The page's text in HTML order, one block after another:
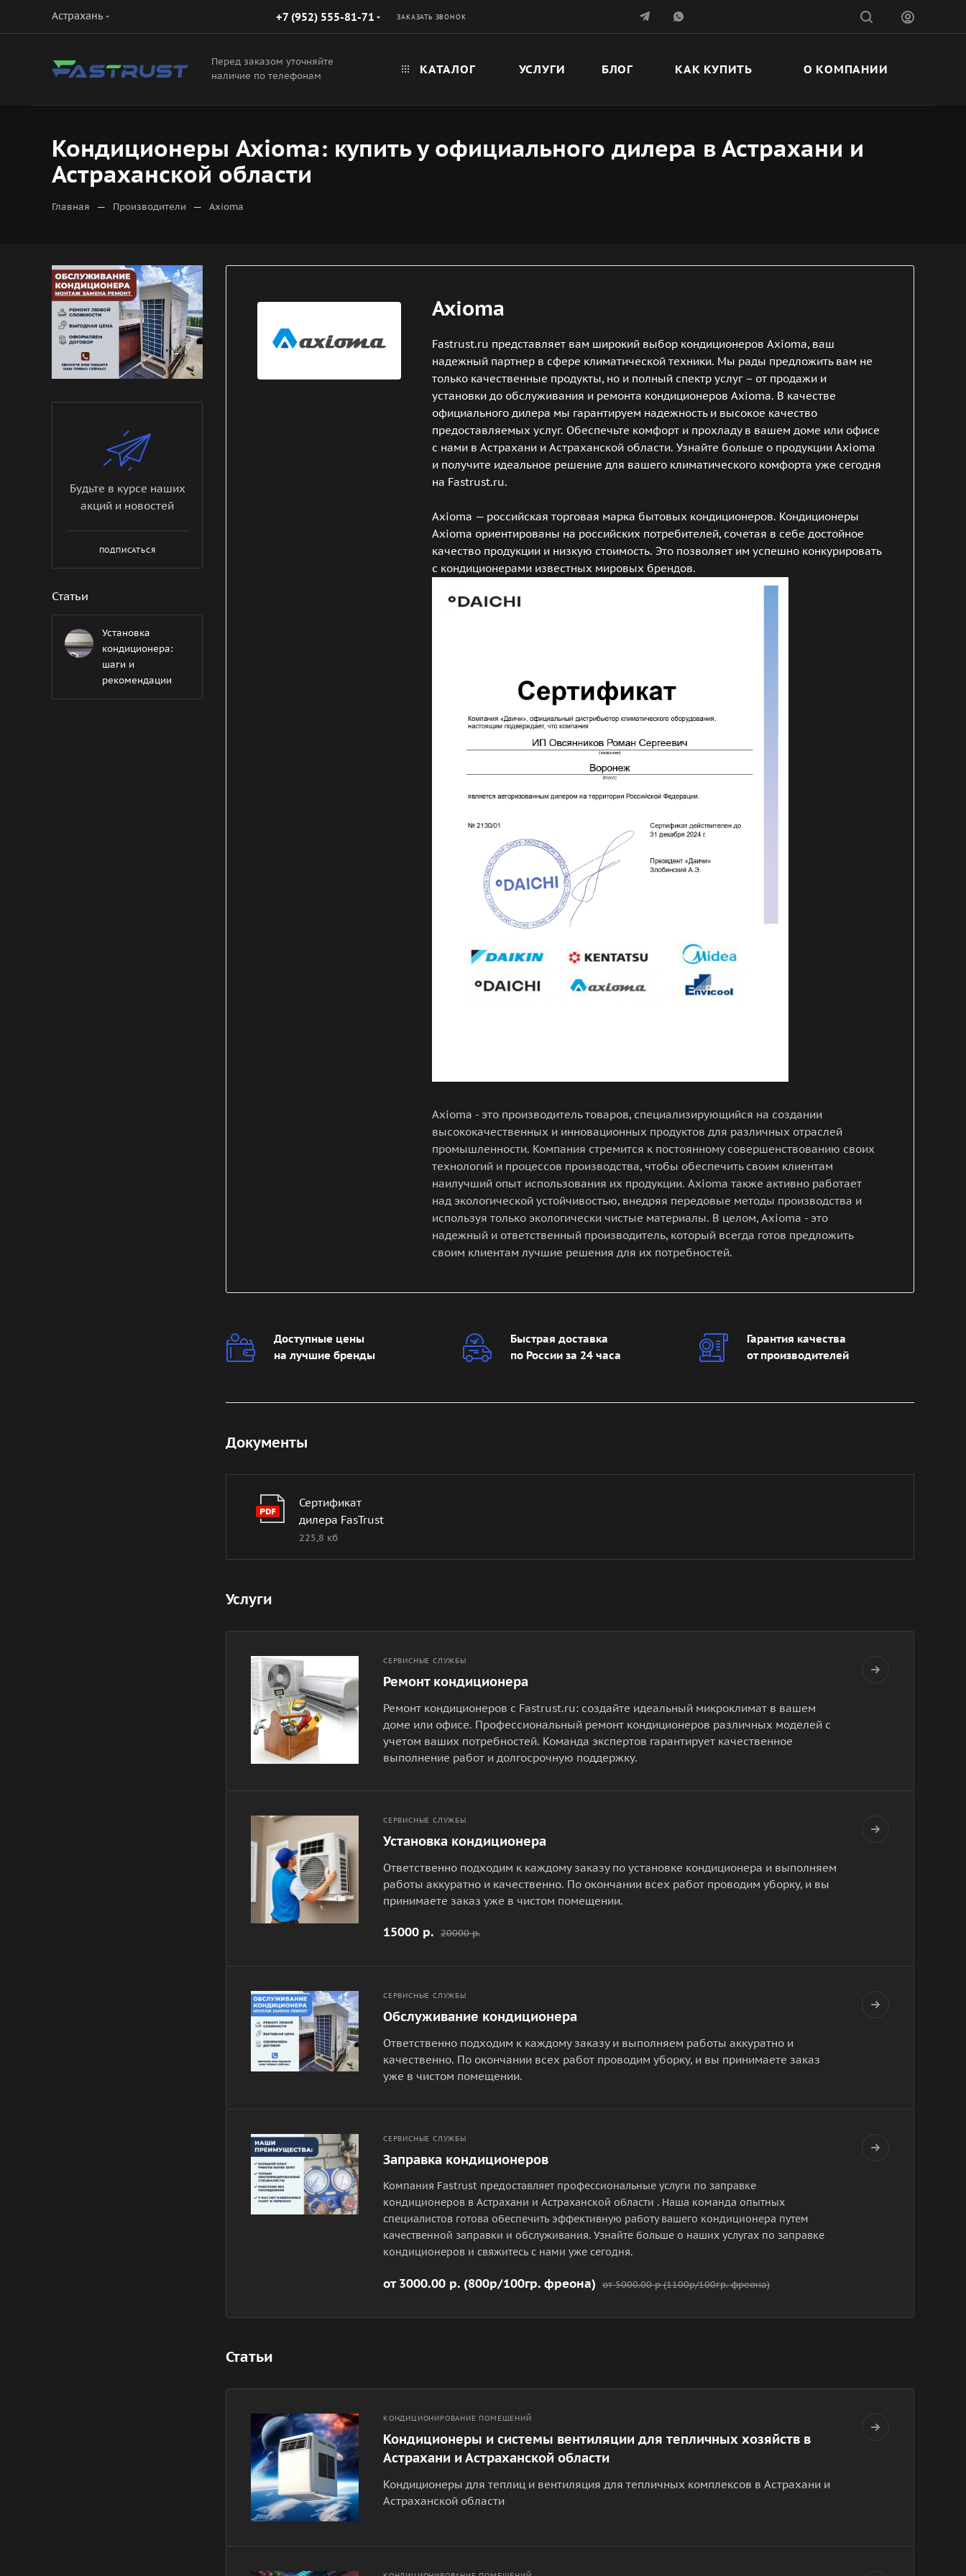
Астрахань +7 (952) 555-81-71 ЗАКАЗАТЬ ЗВОНОК
Перед заказом уточняйте
наличие по телефонам
КАТАЛОГ УСЛУГИ БЛОГ КАК КУПИТЬ О КОМПАНИИ
Кондиционеры Axioma: купить у официального дилера в Астрахани и
Астраханской области
Главная — Производители — Axioma
Axioma
Fastrust.ru представляет вам широкий выбор кондиционеров Axioma, ваш
надежный партнер в сфере климатической техники. Мы рады предложить вам не
только качественные продукты, но и полный спектр услуг – от продажи и
установки до обслуживания и ремонта кондиционеров Axioma. В качестве
официального дилера мы гарантируем надежность и высокое качество
предоставляемых услуг. Обеспечьте комфорт и прохладу в вашем доме или офисе
с нами в Астрахани и Астраханской области. Узнайте больше о продукции Axioma
и получите идеальное решение для вашего климатического комфорта уже сегодня
на Fastrust.ru.
Axioma — российская торговая марка бытовых кондиционеров. Кондиционеры
Axioma ориентированы на российских потребителей, сочетая в себе достойное
качество продукции и низкую стоимость. Это позволяет им успешно конкурировать
с кондиционерами известных мировых брендов.
Axioma - это производитель товаров, специализирующийся на создании
высококачественных и инновационных продуктов для различных отраслей
промышленности. Компания стремится к постоянному совершенствованию своих
технологий и процессов производства, чтобы обеспечить своим клиентам
наилучший опыт использования их продукции. Axioma также активно работает
над экологической устойчивостью, внедряя передовые методы производства и
используя только экологически чистые материалы. В целом, Axioma - это
надежный и ответственный производитель, который всегда готов предложить
своим клиентам лучшие решения для их потребностей.
Доступные цены
на лучшие бренды
Быстрая доставка
по России за 24 часа
Гарантия качества
от производителей
Документы
Сертификат
дилера FasTrust
225,8 кб
Услуги
СЕРВИСНЫЕ СЛУЖБЫ
Ремонт кондиционера
Ремонт кондиционеров с Fastrust.ru: создайте идеальный микроклимат в вашем
доме или офисе. Профессиональный ремонт кондиционеров различных моделей с
учетом ваших потребностей. Команда экспертов гарантирует качественное
выполнение работ и долгосрочную поддержку.
СЕРВИСНЫЕ СЛУЖБЫ
Установка кондиционера
Ответственно подходим к каждому заказу по установке кондиционера и выполняем
работы аккуратно и качественно. По окончании всех работ проводим уборку, и вы
принимаете заказ уже в чистом помещении.
15000 р. 20000 р.
СЕРВИСНЫЕ СЛУЖБЫ
Обслуживание кондиционера
Ответственно подходим к каждому заказу и выполняем работы аккуратно и
качественно. По окончании всех работ проводим уборку, и вы принимаете заказ
уже в чистом помещении.
СЕРВИСНЫЕ СЛУЖБЫ
Заправка кондиционеров
Компания Fastrust предоставляет профессиональные услуги по заправке
кондиционеров в Астрахани и Астраханской области . Наша команда опытных
специалистов готова обеспечить эффективную работу вашего кондиционера путем
качественной заправки и обслуживания. Узнайте больше о наших услугах по заправке
кондиционеров и свяжитесь с нами уже сегодня.
от 3000.00 р. (800р/100гр. фреона) от 5000.00 р (1100р/100гр. фреона)
Статьи
КОНДИЦИОНИРОВАНИЕ ПОМЕЩЕНИЙ
Кондиционеры и системы вентиляции для тепличных хозяйств в
Астрахани и Астраханской области
Кондиционеры для теплиц и вентиляция для тепличных комплексов в Астрахани и
Астраханской области
Будьте в курсе наших
акций и новостей
ПОДПИСАТЬСЯ
Статьи
Установка
кондиционера:
шаги и
рекомендации